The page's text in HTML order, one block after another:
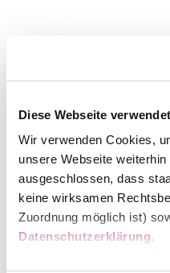
Diese Webseite
Wir verwenden Cookies,
unsere Webseite
ausgeschlossen, dass
keine wirksamen
Zuordnung möglich ist)
Datenschutzerklärung.